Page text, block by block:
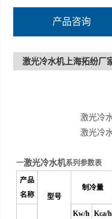
产品咨询
激光冷水机上海拓纷厂
激光冷
激光冷
一激光冷水机系列参数表
产品
名称
型号
制冷量
Kw/h Kca/h